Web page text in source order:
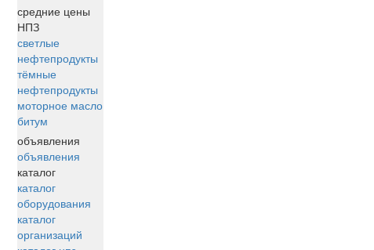
средние цены
НПЗ
светлые
нефтепродукты
тёмные
нефтепродукты
моторное масло
битум
объявления
объявления
каталог
каталог
оборудования
каталог
организаций